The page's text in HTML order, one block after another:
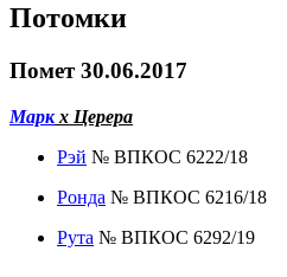
Потомки
Помет 30.06.2017
Маркх Церера
Рэй № ВПКОС 6222/18
Ронда № ВПКОС 6216/18
Рута № ВПКОС 6292/19